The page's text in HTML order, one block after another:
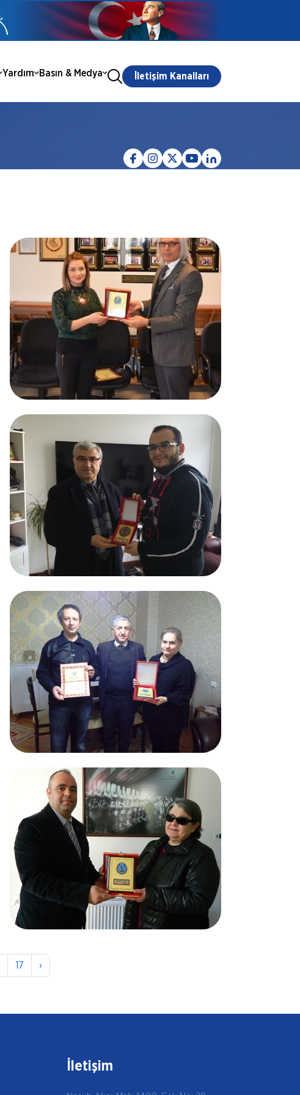
Yardım Basın & Medya İletişim Kanalları
Seren ERDOĞAN ve Eylül ERDOĞAN
27.02.2017
Thekoles ve Ailesi
27.02.2017
Ayfer ve Murat KARABAĞLI
Bursa
17 ›
İletişim